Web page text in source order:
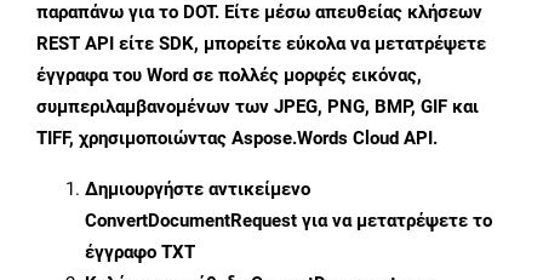
παραπάνω για το DOT. Είτε μέσω απευθείας κλήσεων
REST API είτε SDK, μπορείτε εύκολα να μετατρέψετε
έγγραφα του Word σε πολλές μορφές εικόνας,
συμπεριλαμβανομένων των JPEG, PNG, BMP, GIF και
TIFF, χρησιμοποιώντας Aspose.Words Cloud API.
Δημιουργήστε αντικείμενο
ConvertDocumentRequest για να μετατρέψετε το
έγγραφο TXT